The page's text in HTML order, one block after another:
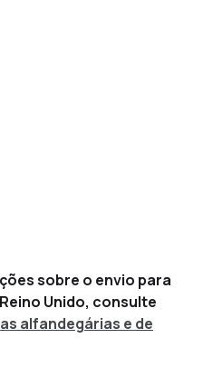
sobre o envio para
Unido, consulte
alfandegárias e de